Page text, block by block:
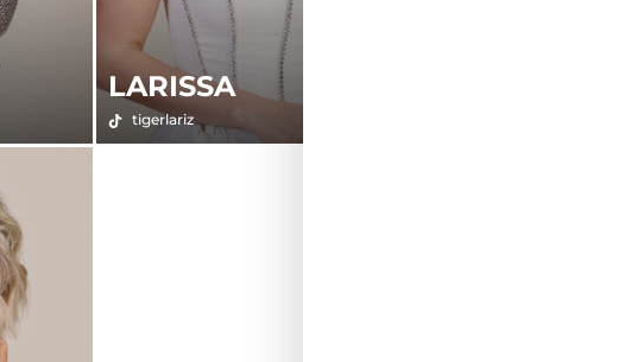
LARISSA
tigerlariz